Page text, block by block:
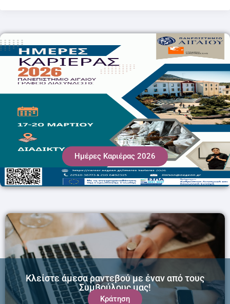
Ημέρες Καριέρας 2026
Κράτηση
Κλείστε άμεσα ραντεβού με έναν από τους
Συμβούλους μας!